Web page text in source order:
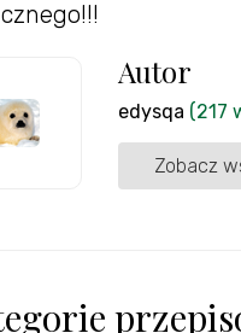
Autor
edysqa (217
Zobacz